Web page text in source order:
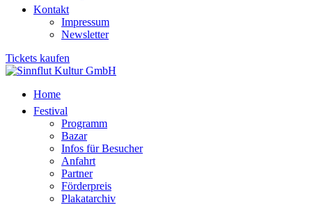
Kontakt
Impressum
Newsletter
Tickets kaufen
Home
Festival
Programm
Bazar
Infos für Besucher
Anfahrt
Partner
Förderpreis
Plakatarchiv